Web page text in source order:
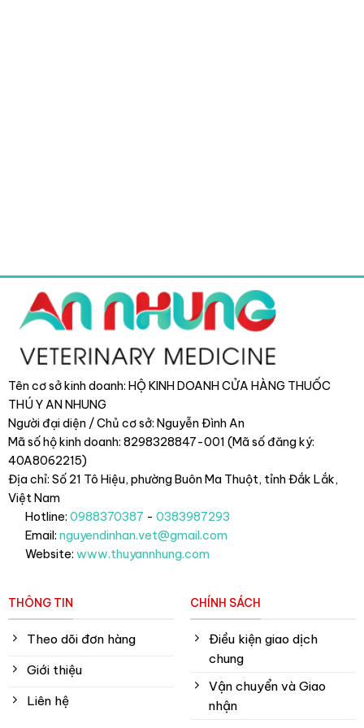
Tên cơ sở kinh doanh: HỘ KINH DOANH CỬA HÀNG THUỐC
THÚ Y AN NHUNG
Người đại diện / Chủ cơ sở: Nguyễn Đình An
Mã số hộ kinh doanh: 8298328847-001 (Mã số đăng ký:
40A8062215)
Địa chỉ: Số 21 Tô Hiệu, phường Buôn Ma Thuột, tỉnh Đắk Lắk,
Việt Nam
Hotline: 0988370387 - 0383987293
Email: nguyendinhan.vet@gmail.com
Website: www.thuyannhung.com
THÔNG TIN
Theo dõi đơn hàng
Giới thiệu
Liên hệ
CHÍNH SÁCH
Điều kiện giao dịch
chung
Vận chuyển và Giao
nhận